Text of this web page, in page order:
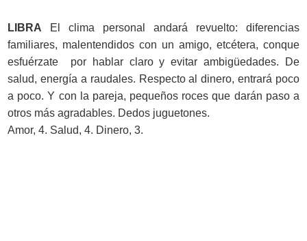
LIBRA El clima personal andará revuelto: diferencias
familiares, malentendidos con un amigo, etcétera, conque
esfuérzate por hablar claro y evitar ambigüedades. De
salud, energía a raudales. Respecto al dinero, entrará poco
a poco. Y con la pareja, pequeños roces que darán paso a
otros más agradables. Dedos juguetones.
Amor, 4. Salud, 4. Dinero, 3.